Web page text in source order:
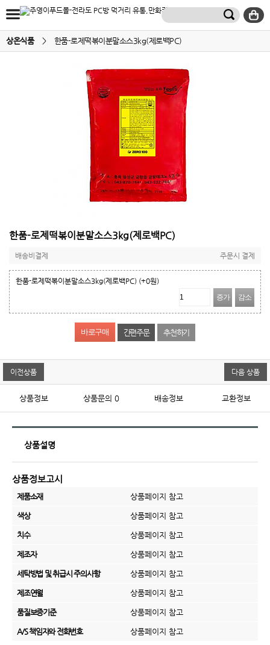
상온식품 > 한품-로제떡볶이분말소스3kg(제로백PC)
한품-로제떡볶이분말소스3kg(제로백PC)
배송비결제 주문시 결제
한품-로제떡볶이분말소스3kg(제로백PC) (+0원)
증가
감소
간편주문 추천하기
이전상품 다음 상품
상품정보 상품문의 0 배송정보 교환정보
상품설명
상품정보고시
제품소재 상품페이지 참고
색상 상품페이지 참고
치수 상품페이지 참고
제조자 상품페이지 참고
세탁방법 및 취급시 주의사항 상품페이지 참고
제조연월 상품페이지 참고
품질보증기준 상품페이지 참고
A/S 책임자와 전화번호 상품페이지 참고